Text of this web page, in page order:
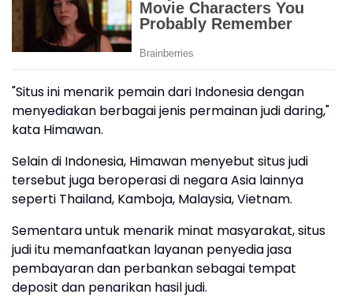
"Situs ini menarik pemain dari Indonesia dengan
menyediakan berbagai jenis permainan judi daring,"
kata Himawan.
Selain di Indonesia, Himawan menyebut situs judi
tersebut juga beroperasi di negara Asia lainnya
seperti Thailand, Kamboja, Malaysia, Vietnam.
Sementara untuk menarik minat masyarakat, situs
judi itu memanfaatkan layanan penyedia jasa
pembayaran dan perbankan sebagai tempat
deposit dan penarikan hasil judi.